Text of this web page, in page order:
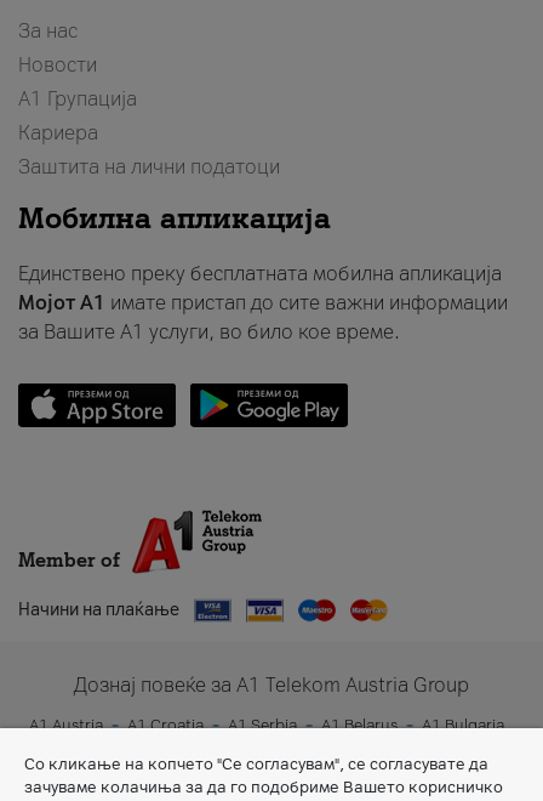
За нас
Новости
А1 Групација
Кариера
Заштита на лични податоци
Мобилна апликација
Единствено преку бесплатната мобилна апликација
Мојот A1 имате пристап до сите важни информации
за Вашите A1 услуги, во било кое време.
Member of
Начини на плаќање
Дознај повеќе за A1 Telekom Austria Group
A1 Austria A1 Croatia A1 Serbia A1 Belarus
A1 Bulgaria
A1 Slovenia
A1 Digital
Со кликање на копчето "Се согласувам", се согласувате да
зачуваме колачиња за да го подобриме Вашето корисничко